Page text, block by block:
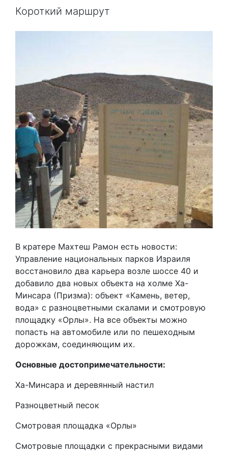
Короткий маршрут
В кратере Махтеш Рамон есть новости:
Управление национальных парков Израиля
восстановило два карьера возле шоссе 40 и
добавило два новых объекта на холме Ха-
Минсара (Призма): объект «Камень, ветер,
вода» с разноцветными скалами и смотровую
площадку «Орлы». На все объекты можно
попасть на автомобиле или по пешеходным
дорожкам, соединяющим их.
Основные достопримечательности:
Ха-Минсара и деревянный настил
Разноцветный песок
Смотровая площадка «Орлы»
Смотровые площадки с прекрасными видами